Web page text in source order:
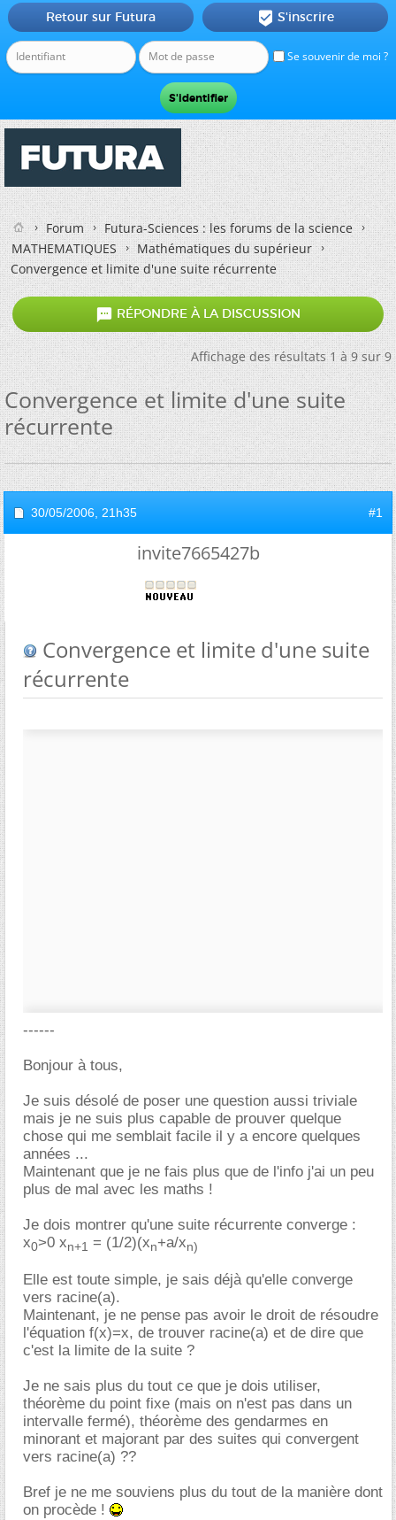
Se souvenir de moi ?
Retour sur Futura  S'inscrire
Forum
Futura-Sciences : les forums de la science
MATHEMATIQUES
Mathématiques du supérieur
Convergence et limite d'une suite récurrente
 RÉPONDRE À LA DISCUSSION
Affichage des résultats 1 à 9 sur 9
Convergence et limite d'une suite
récurrente
30/05/2006, 21h35 #1
invite7665427b
Convergence et limite d'une suite
récurrente
------
Bonjour à tous,
Je suis désolé de poser une question aussi triviale
mais je ne suis plus capable de prouver quelque
chose qui me semblait facile il y a encore quelques
années ...
Maintenant que je ne fais plus que de l'info j'ai un peu
plus de mal avec les maths !
Je dois montrer qu'une suite récurrente converge :
x0>0 xn+1 = (1/2)(xn+a/xn)
Elle est toute simple, je sais déjà qu'elle converge
vers racine(a).
Maintenant, je ne pense pas avoir le droit de résoudre
l'équation f(x)=x, de trouver racine(a) et de dire que
c'est la limite de la suite ?
Je ne sais plus du tout ce que je dois utiliser,
théorème du point fixe (mais on n'est pas dans un
intervalle fermé), théorème des gendarmes en
minorant et majorant par des suites qui convergent
vers racine(a) ??
Bref je ne me souviens plus du tout de la manière dont
on procède !